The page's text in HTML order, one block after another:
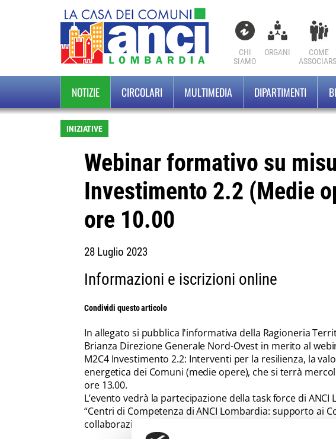
CHI
SIAMO
ORGANI
COME
NOTIZIE CIRCOLARI MULTIMEDIA DIPARTIMENTI
INIZIATIVE
Webinar formativo su
Investimento 2.2 (Medie
ore 10.00
28 Luglio 2023
Informazioni e iscrizioni online
Condividi questo articolo
In allegato si pubblica l'informativa della Ragioneria
Brianza Direzione Generale Nord-Ovest in merito al
M2C4 Investimento 2.2: Interventi per la resilienza, la
energetica dei Comuni (medie opere), che si terrà
ore 13.00.
L’evento vedrà la partecipazione della task force di
“Centri di Competenza di ANCI Lombardia: supporto ai
collaborazione con Fondazione Cariplo.